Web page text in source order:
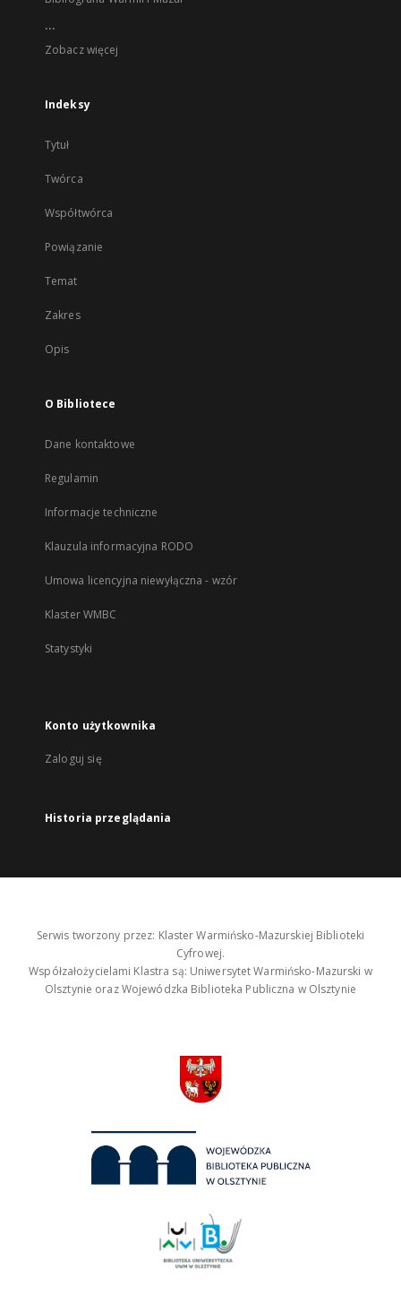
...
Zobacz więcej
Indeksy
Tytuł
Twórca
Współtwórca
Powiązanie
Temat
Zakres
Opis
O Bibliotece
Dane kontaktowe
Regulamin
Informacje techniczne
Klauzula informacyjna RODO
Umowa licencyjna niewyłączna - wzór
Klaster WMBC
Statystyki
Konto użytkownika
Zaloguj się
Historia przeglądania
Serwis tworzony przez: Klaster Warmińsko-Mazurskiej Biblioteki
Cyfrowej.
Współzałożycielami Klastra są: Uniwersytet Warmińsko-Mazurski w
Olsztynie oraz Wojewódzka Biblioteka Publiczna w Olsztynie